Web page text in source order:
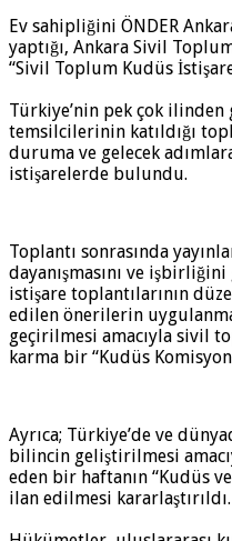
Ev sahipliğini ÖNDER
yaptığı, Ankara Sivil
“Sivil Toplum Kudüs İstişare
Türkiye’nin pek çok
temsilcilerinin katıldığı
duruma ve gelecek
istişarelerde bulundu.
Toplantı sonrasında
dayanışmasını ve
istişare toplantılarının
edilen önerilerin
geçirilmesi amacıyla sivil
karma bir “Kudüs
Ayrıca; Türkiye’de ve
bilincin geliştirilmesi
eden bir haftanın “Kudüs
ilan edilmesi kararlaştırıldı.